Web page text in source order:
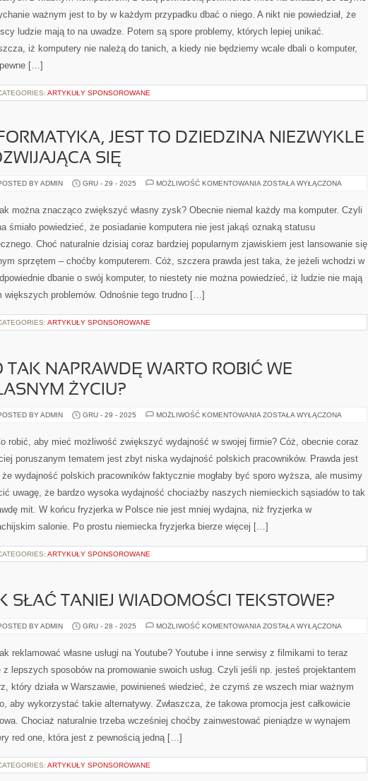
ważnym jest to by w każdym przypadku dbać o niego. A nikt nie powiedział, że
ludzie mają to na uwadze. Potem są spore problemy, których lepiej unikać.
iż komputery nie należą do tanich, a kiedy nie będziemy wcale dbali o komputer,
[…]
ARTYKUŁY SPONSOROWANE
JEST TO DZIEDZINA NIEZWYKLE
SIĘ
BY ADMIN GRU - 29 - 2025 MOŻLIWOŚĆ KOMENTOWANIA INFORMATYKA,
DZIEDZINA
NIEZWYKLE
SIĘ
ZOSTAŁA WYŁĄCZONA
można znacząco zwiększyć własny zysk? Obecnie niemal każdy ma komputer. Czyli
śmiało powiedzieć, że posiadanie komputera nie jest jakąś oznaką statusu
Choć naturalnie dzisiaj coraz bardziej popularnym zjawiskiem jest lansowanie się
sprzętem – choćby komputerem. Cóż, szczera prawda jest taka, że jeżeli wchodzi w
dbanie o swój komputer, to niestety nie można powiedzieć, iż ludzie nie mają
większych problemów. Odnośnie tego trudno […]
ARTYKUŁY SPONSOROWANE
TAK NAPRAWDĘ WARTO ROBIĆ WE
ŻYCIU?
BY ADMIN GRU - 29 - 2025 MOŻLIWOŚĆ KOMENTOWANIA CO
WARTO
ROBIĆ
WŁASNYM
ZOSTAŁA WYŁĄCZONA
robić, aby mieć możliwość zwiększyć wydajność w swojej firmie? Cóż, obecnie coraz
poruszanym tematem jest zbyt niska wydajność polskich pracowników. Prawda jest
wydajność polskich pracowników faktycznie mogłaby być sporo wyższa, ale musimy
uwagę, że bardzo wysoka wydajność chociażby naszych niemieckich sąsiadów to tak
mit. W końcu fryzjerka w Polsce nie jest mniej wydajna, niż fryzjerka w
salonie. Po prostu niemiecka fryzjerka bierze więcej […]
ARTYKUŁY SPONSOROWANE
SŁAĆ TANIEJ WIADOMOŚCI TEKSTOWE?
BY ADMIN GRU - 28 - 2025 MOŻLIWOŚĆ KOMENTOWANIA JAK
WIADOMOŚCI
TEKSTOWE?
ZOSTAŁA WYŁĄCZONA
reklamować własne usługi na Youtube? Youtube i inne serwisy z filmikami to teraz
z lepszych sposobów na promowanie swoich usług. Czyli jeśli np. jesteś projektantem
który działa w Warszawie, powinieneś wiedzieć, że czymś ze wszech miar ważnym
aby wykorzystać takie alternatywy. Zwłaszcza, że takowa promocja jest całkowicie
Chociaż naturalnie trzeba wcześniej choćby zainwestować pieniądze w wynajem
red one, która jest z pewnością jedną […]
ARTYKUŁY SPONSOROWANE